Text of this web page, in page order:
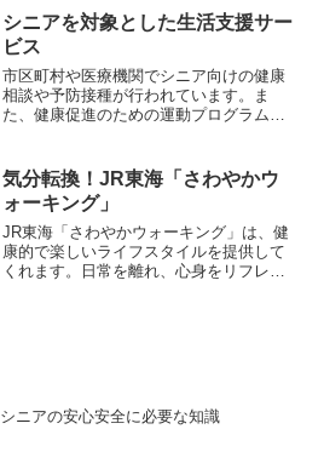
シニアを対象とした生活支援サー
ビス
市区町村や医療機関でシニア向けの健康
相談や予防接種が行われています。ま
た、健康促進のための運動プログラムな
く自立した生活を送ることにつながりま
す。
気分転換！JR東海「さわやかウ
ォーキング」
JR東海「さわやかウォーキング」は、健
康的で楽しいライフスタイルを提供して
くれます。日常を離れ、心身をリフレッ
シニアの安心安全に必要な知識